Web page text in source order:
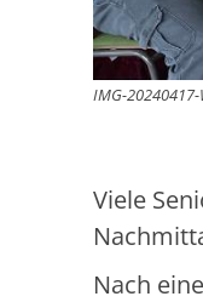
IMG-20240417-
Viele
Nach